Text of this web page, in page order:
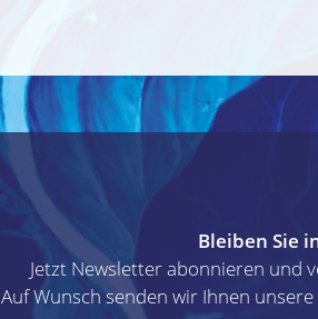
Bleiben Sie
Jetzt Newsletter abonnieren und
Auf Wunsch senden wir Ihnen